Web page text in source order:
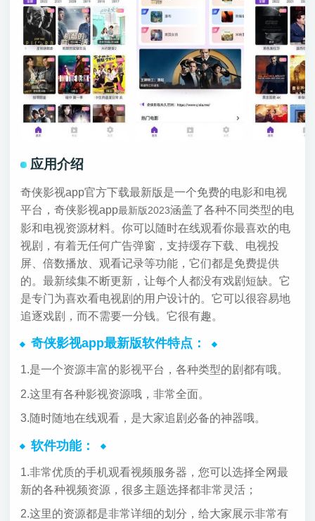
应用介绍
奇侠影视app官方下载最新版是一个免费的电影和电视
平台，奇侠影视app最新版2023涵盖了各种不同类型的电
影和电视资源材料。你可以随时在线观看你最喜欢的电
视剧，有着无任何广告弹窗，支持缓存下载、电视投
屏、倍数播放、观看记录等功能，它们都是免费提供
的。最新续集不断更新，让每个人都没有戏剧短缺。它
是专门为喜欢看电视剧的用户设计的。它可以很容易地
追逐戏剧，而不需要一分钱。它很有趣。
奇侠影视app最新版软件特点：
1.是一个资源丰富的影视平台，各种类型的剧都有哦。
2.这里有各种影视资源哦，非常全面。
3.随时随地在线观看，是大家追剧必备的神器哦。
软件功能：
1.非常优质的手机观看视频服务器，您可以选择全网最
新的各种视频资源，很多主题选择都非常灵活；
2.这里的资源都是非常详细的划分，给大家展示非常有